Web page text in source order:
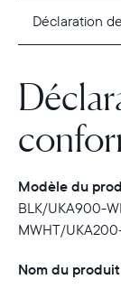
Déclaration
Modèle du
BLK/UKA900-
MWHT/
Nom du